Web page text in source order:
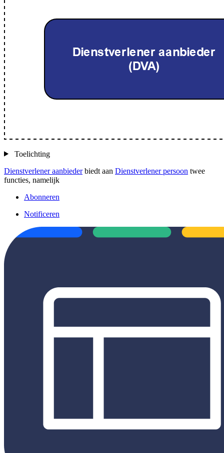
Toelichting
Dienstverlener aanbiederbiedt aan Dienstverlener persoon twee
functies, namelijk
Abonneren
Notificeren